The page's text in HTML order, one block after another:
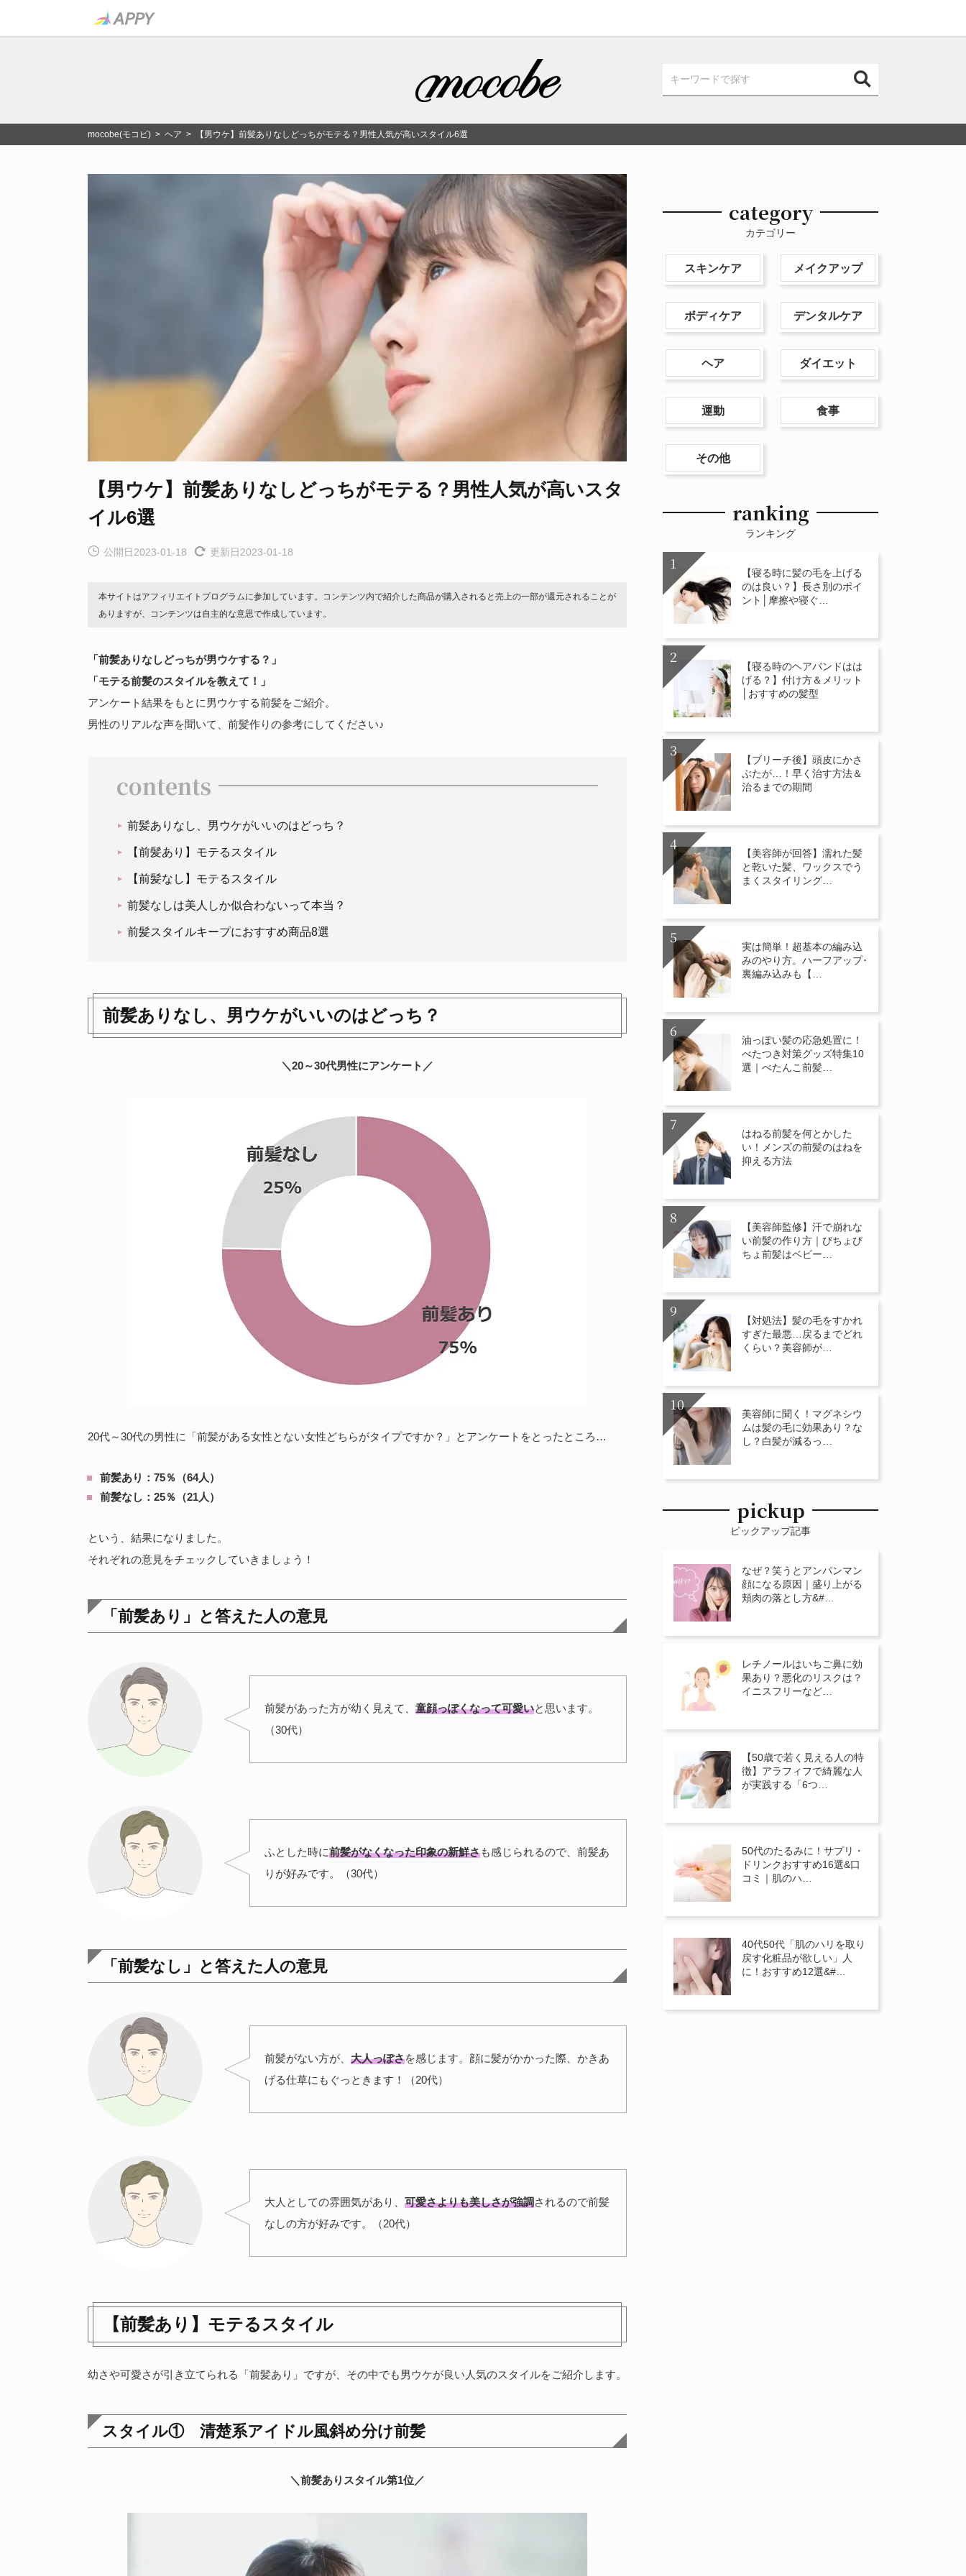
mocobe(モコビ) > ヘア > 【男ウケ】前髪ありなしどっちがモテる？男性人気が高いスタイル6選
【男ウケ】前髪ありなしどっちがモテる？男性人気が高いスタ
イル6選
公開日2023-01-18 更新日2023-01-18
本サイトはアフィリエイトプログラムに参加しています。コンテンツ内で紹介した商品が購入されると売上の一部が還元されることが
ありますが、コンテンツは自主的な意思で作成しています。
「前髪ありなしどっちが男ウケする？」
「モテる前髪のスタイルを教えて！」
アンケート結果をもとに男ウケする前髪をご紹介。
男性のリアルな声を聞いて、前髪作りの参考にしてください♪
contents
前髪ありなし、男ウケがいいのはどっち？
【前髪あり】モテるスタイル
【前髪なし】モテるスタイル
前髪なしは美人しか似合わないって本当？
前髪スタイルキープにおすすめ商品8選
前髪ありなし、男ウケがいいのはどっち？
＼20～30代男性にアンケート／
20代～30代の男性に「前髪がある女性とない女性どちらがタイプですか？」とアンケートをとったところ…
前髪あり：75％（64人）
前髪なし：25％（21人）
という、結果になりました。
それぞれの意見をチェックしていきましょう！
「前髪あり」と答えた人の意見
前髪があった方が幼く見えて、 童顔っぽくなって可愛いと思います。
（30代）
ふとした時に前髪がなくなった印象の新鮮さも感じられるので、前髪あ
りが好みです。（30代）
「前髪なし」と答えた人の意見
前髪がない方が、 大人っぽさを感じます。顔に髪がかかった際、かきあ
げる仕草にもぐっときます！（20代）
大人としての雰囲気があり、 可愛さよりも美しさが強調されるので前髪
なしの方が好みです。（20代）
【前髪あり】モテるスタイル
幼さや可愛さが引き立てられる「前髪あり」ですが、その中でも男ウケが良い人気のスタイルをご紹介します。
スタイル① 清楚系アイドル風斜め分け前髪
＼前髪ありスタイル第1位／
category
カテゴリー
スキンケア メイクアップ
ボディケア デンタルケア
ヘア ダイエット
運動 食事
その他
ranking
ランキング
【寝る時に髪の毛を上げる
のは良い？】長さ別のポイ
ント│摩擦や寝ぐ…
【寝る時のヘアバンドはは
げる？】付け方＆メリット
│おすすめの髪型
【ブリーチ後】頭皮にかさ
ぶたが…！早く治す方法＆
治るまでの期間
【美容師が回答】濡れた髪
と乾いた髪、ワックスでう
まくスタイリング…
実は簡単！超基本の編み込
みのやり方。ハーフアップ･
裏編み込みも【…
油っぽい髪の応急処置に！
べたつき対策グッズ特集10
選｜ぺたんこ前髪…
はねる前髪を何とかした
い！メンズの前髪のはねを
抑える方法
【美容師監修】汗で崩れな
い前髪の作り方｜びちょび
ちょ前髪はベビー…
【対処法】髪の毛をすかれ
すぎた最悪…戻るまでどれ
くらい？美容師が…
美容師に聞く！マグネシウ
ムは髪の毛に効果あり？な
し？白髪が減るっ…
pickup
ピックアップ記事
なぜ？笑うとアンパンマン
顔になる原因｜盛り上がる
頬肉の落とし方&#…
レチノールはいちご鼻に効
果あり？悪化のリスクは？
イニスフリーなど…
【50歳で若く見える人の特
徴】アラフィフで綺麗な人
が実践する「6つ…
50代のたるみに！サプリ・
ドリンクおすすめ16選&口
コミ｜肌のハ…
40代50代「肌のハリを取り
戻す化粧品が欲しい」人
に！おすすめ12選&#…